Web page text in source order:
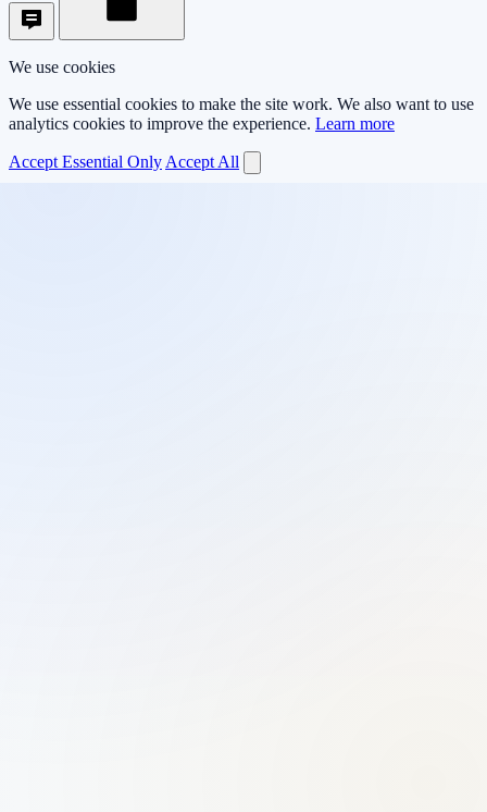
We use cookies
We use essential cookies to make the site work. We also want to use
analytics cookies to improve the experience. Learn more
Accept Essential Only Accept All